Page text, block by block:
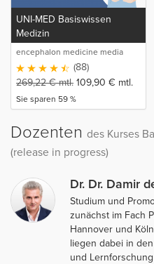
UNI-MED Basiswissen
Medizin
encephalon medicine media
production GmbH(88)
269,22€mtl. 109,90 € mtl.
Sie sparen 59 %
Dozenten des Kurses
(release in progress)
Dr. Dr. Damir
Studium und
zunächst im Fach
Hannover und
liegen dabei in
und